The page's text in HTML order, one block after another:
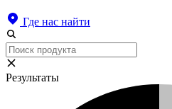
Где нас найти
Результаты